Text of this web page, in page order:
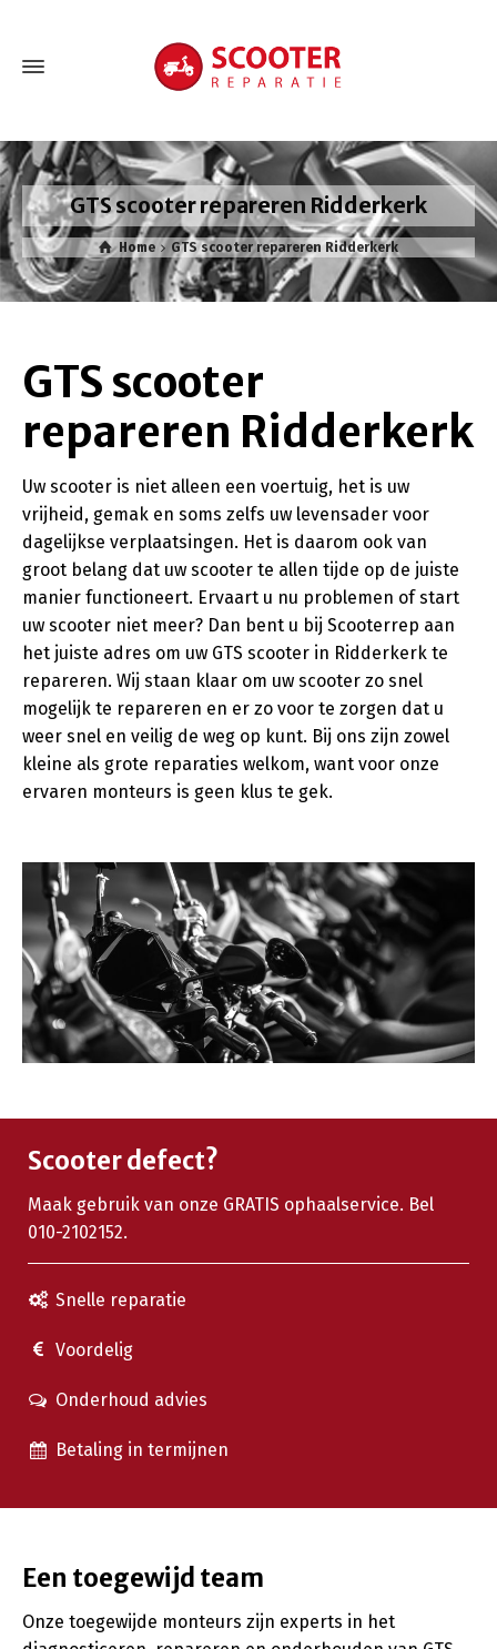
GTS scooter repareren Ridderkerk
Home GTS scooter repareren Ridderkerk
GTS scooter
repareren Ridderkerk
Uw scooter is niet alleen een voertuig, het is uw
vrijheid, gemak en soms zelfs uw levensader voor
dagelijkse verplaatsingen. Het is daarom ook van
groot belang dat uw scooter te allen tijde op de juiste
manier functioneert. Ervaart u nu problemen of start
uw scooter niet meer? Dan bent u bij Scooterrep aan
het juiste adres om uw GTS scooter in Ridderkerk te
repareren. Wij staan klaar om uw scooter zo snel
mogelijk te repareren en er zo voor te zorgen dat u
weer snel en veilig de weg op kunt. Bij ons zijn zowel
kleine als grote reparaties welkom, want voor onze
ervaren monteurs is geen klus te gek.
Scooter defect?
Maak gebruik van onze GRATIS ophaalservice. Bel
010-2102152.
Snelle reparatie
Voordelig
Onderhoud advies
Betaling in termijnen
Een toegewijd team
Onze toegewijde monteurs zijn experts in het